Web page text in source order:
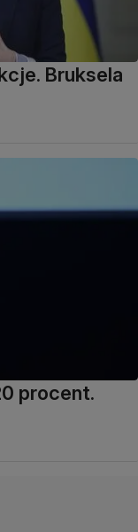
Bruksela
procent.